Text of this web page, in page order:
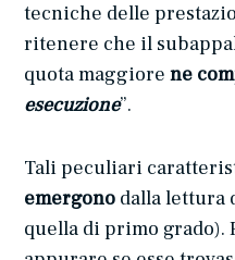
tecniche delle
ritenere che il
quota maggiorene
esecuzione”.
Tali peculiari
emergono dalla lettura
quella di primo grado).